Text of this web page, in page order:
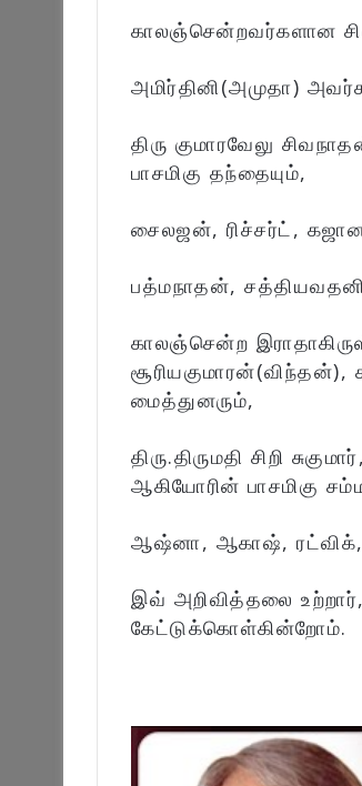
காலஞ்சென்றவர்களான
அமிர்தினி(அமுதா)
திரு குமாரவேலு
பாசமிகு தந்தையும்,
சைலஜன், ரிச்சர்ட்,
பத்மநாதன்,
காலஞ்சென்ற
சூரியகுமாரன்(விந்தன்),
மைத்துனரும்,
திரு.திருமதி சிறி
ஆகியோரின் பாசமிகு
ஆஷ்னா, ஆகாஷ், ரட்விக்,
இவ் அறிவித்தலை
கேட்டுக்கொள்கின்றோம்.